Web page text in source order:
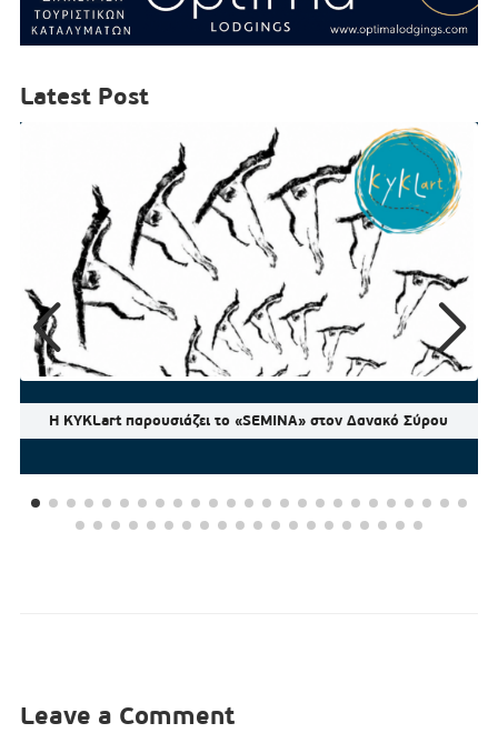
Latest Post
Η KYKLart παρουσιάζει το «SEMINA» στον Δανακό Σύρου
Leave a Comment